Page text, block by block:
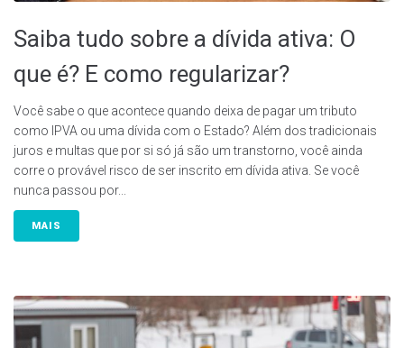
Saiba tudo sobre a dívida ativa: O
que é? E como regularizar?
Você sabe o que acontece quando deixa de pagar um tributo
como IPVA ou uma dívida com o Estado? Além dos tradicionais
juros e multas que por si só já são um transtorno, você ainda
corre o provável risco de ser inscrito em dívida ativa. Se você
nunca passou por...
MAIS